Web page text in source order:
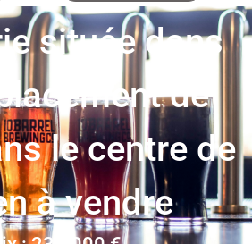
située dans
de
le centre de
à vendre